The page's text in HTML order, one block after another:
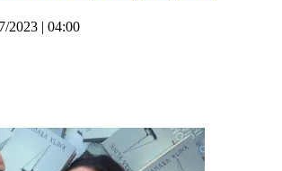
2023 | 04:00